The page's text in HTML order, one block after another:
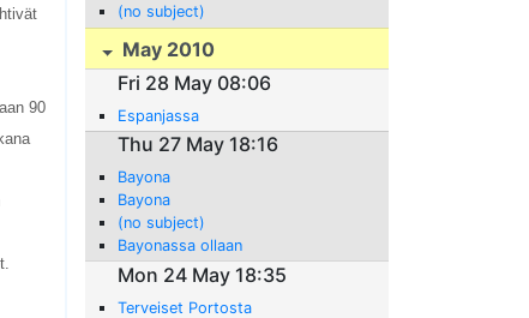
90
(no subject)
May 2010
Fri 28 May 08:06
Espanjassa
Thu 27 May 18:16
Bayona
Bayona
(no subject)
Bayonassa ollaan
Mon 24 May 18:35
Terveiset Portosta